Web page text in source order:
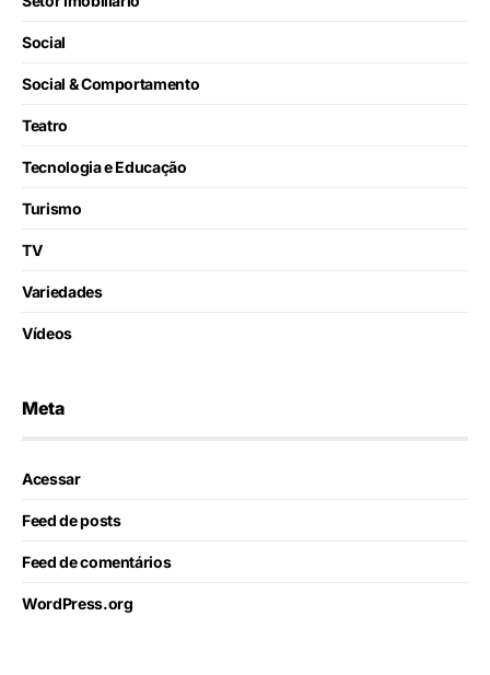
Social
Social & Comportamento
Teatro
Tecnologia e Educação
Turismo
TV
Variedades
Vídeos
Meta
Acessar
Feed de posts
Feed de comentários
WordPress.org